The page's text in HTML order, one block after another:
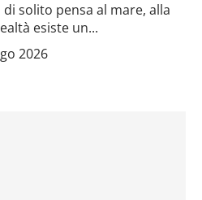
di solito pensa al mare, alla
esiste un...
2026